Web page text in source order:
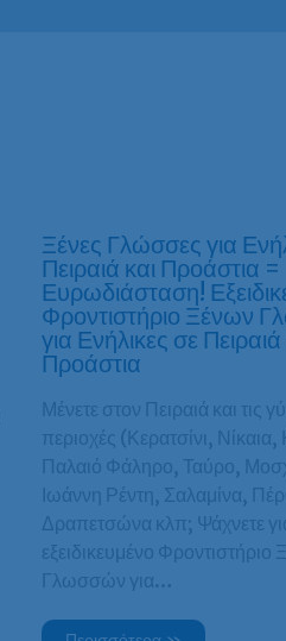
Ξένες Γλώσσες για
Πειραιά και Προάστια =
Ευρωδιάσταση!
Φροντιστήριο Ξένων
για Ενήλικες σε Πειραιά
Προάστια
Μένετε στον Πειραιά και τις
περιοχές (Κερατσίνι,
Παλαιό Φάληρο, Ταύρο,
Ιωάννη Ρέντη, Σαλαμίνα,
Δραπετσώνα κλπ; Ψάχνετε
εξειδικευμένο Φροντιστήριο
Γλωσσών για…